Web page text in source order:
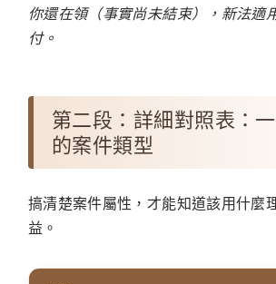
你還在領（事實尚未結束），新法適
付。
第二段：詳細對照表：
的案件類型
搞清楚案件屬性，才能知道該用什麼
益。